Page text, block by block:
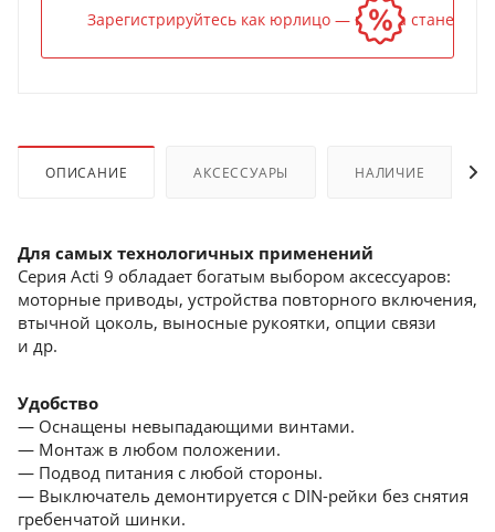
Зарегистрируйтесь как юрлицо — и цена станет
ОПИСАНИЕ АКСЕССУАРЫ НАЛИЧИЕ
Для самых технологичных применений
Серия Acti 9 обладает богатым выбором аксессуаров:
моторные приводы, устройства повторного включения,
втычной цоколь, выносные рукоятки, опции связи
и др.
Удобство
— Оснащены невыпадающими винтами.
— Монтаж в любом положении.
— Подвод питания с любой стороны.
— Выключатель демонтируется с DIN-рейки без снятия
гребенчатой шинки.